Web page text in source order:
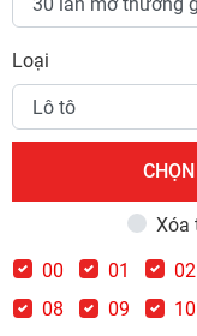
Loại
Xóa
00
01 02
08
09 10